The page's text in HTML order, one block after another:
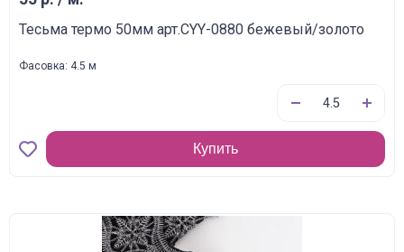
Тесьма термо 50мм арт.CYY-0880 бежевый/золото
Фасовка: 4.5 м
Купить